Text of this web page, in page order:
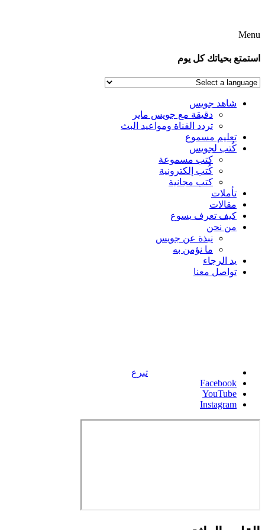
بحياتك كل يوم
شاهد جويس
دقيقة مع جويس ماير
تردد القناة ومواعيد البث
تعليم مسموع
كُتب لجويس
كتب مسموعة
كُتب إلكترونية
كتب مجانية
تأملات
مقالات
كيف تعرف يسوع
من نحن
نبذة عن جويس
ما نؤمن به
يد الرجاء
تواصل معنا
تبرع
Facebook
YouTube
Instagram